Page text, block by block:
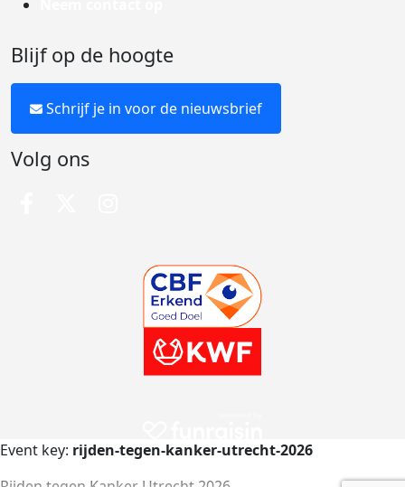
Blijf op de hoogte
Schrijf je in voor de nieuwsbrief
Volg ons
Event key: rijden-tegen-kanker-utrecht-2026